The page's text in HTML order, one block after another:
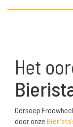
Het
Oersoep
door onze